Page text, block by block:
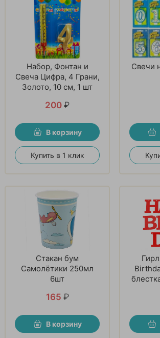
Набор, Фонтан и
Свеча Цифра, 4 Грани,
Золото, 10 см, 1 шт
200 ₽
В корзину
Купить в 1 клик
Свечи
Стакан бум
Самолётики 250мл
6шт
165 ₽
В корзину